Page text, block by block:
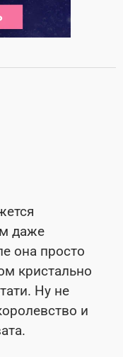
даже
она просто
кристально
Ну не
и